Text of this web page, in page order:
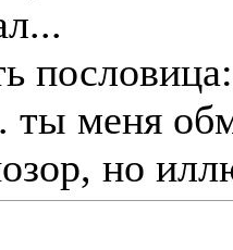
ты меня
но